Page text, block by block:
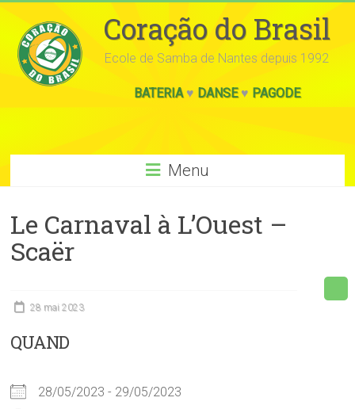
Coração do Brasil
Ecole de Samba de Nantes depuis 1992
BATERIA♥ DANSE♥ PAGODE
Menu
Le Carnaval à L’Ouest –
Scaër
28 mai 2023
QUAND
28/05/2023 - 29/05/2023